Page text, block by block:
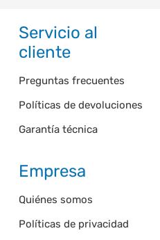
Servicio al
cliente
Preguntas frecuentes
Políticas de devoluciones
Garantía técnica
Empresa
Quiénes somos
Políticas de privacidad